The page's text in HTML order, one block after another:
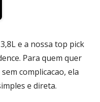
e a nossa top pick
Para quem quer
complicacao, ela
e direta.